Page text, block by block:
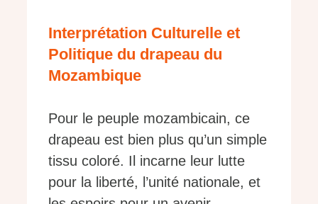
Interprétation Culturelle et
Politique du drapeau du
Mozambique
Pour le peuple mozambicain, ce
drapeau est bien plus qu’un simple
tissu coloré. Il incarne leur lutte
pour la liberté, l’unité nationale, et